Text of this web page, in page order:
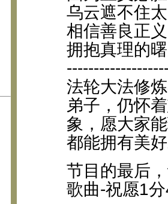
乌云遮不住
相信善良正
拥抱真理的
法轮大法修
弟子，仍怀
象，愿大家
都能拥有美
节目的最后
歌曲-祝愿1